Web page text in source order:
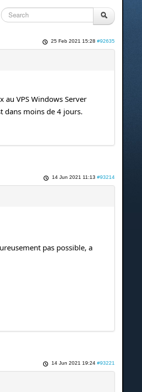
25 Feb 2021 15:28 #92635
VPS Windows Server
dans moins de 4 jours.
14 Jun 2021 11:13 #93214
pas possible, a
14 Jun 2021 19:24 #93221